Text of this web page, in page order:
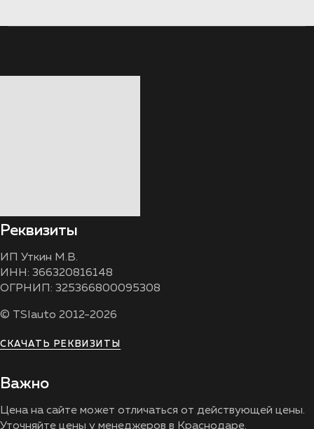
Реквизиты
ИП Уткин М.В.
ИНН: 366320816148
ОГРНИП: 325366800095308
© TSIauto 2012-2026
СКАЧАТЬ РЕКВИЗИТЫ
Важно
Цена на сайте может отличаться от действующей цены.
Уточняйте цены у менеджеров в Краснодаре.